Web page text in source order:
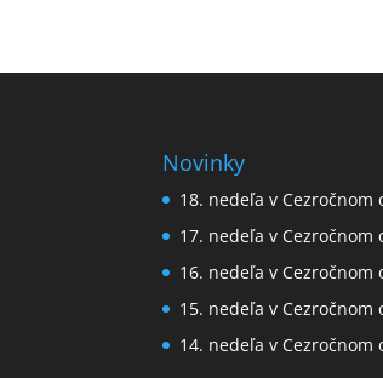
Novinky
18. nedeľa v Cezročnom
17. nedeľa v Cezročnom
16. nedeľa v Cezročnom
15. nedeľa v Cezročnom
14. nedeľa v Cezročnom